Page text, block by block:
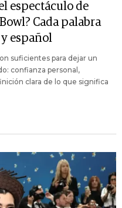
espectáculo de
Cada palabra
español
suficientes para dejar un
confianza personal,
clara de lo que significa